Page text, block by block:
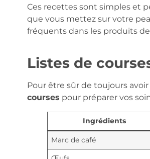
Ces recettes sont simples et
que vous mettez sur votre
fréquents dans les produits
Listes de
Pour être sûr de toujours
courses pour préparer vos
Ingrédients
Marc de café